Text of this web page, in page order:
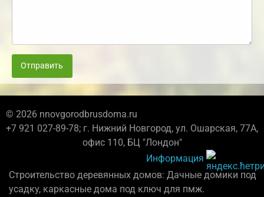
Отправить
© 2026 nnovgorodbrusdoma.ru
+7 921 027-89-78; г. Нижний Новгород, ул. Ошарская, 77А,
офис 110, БЦ "Лондон"
Информация
Строительство деревянных домов: Дачные домики под
усадку, каркасные дома под ключ для пмж.